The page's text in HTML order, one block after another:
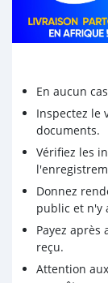
En aucun
Inspectez le
documents.
Vérifiez les
Donnez
public et n'y
Payez après
reçu.
Attention